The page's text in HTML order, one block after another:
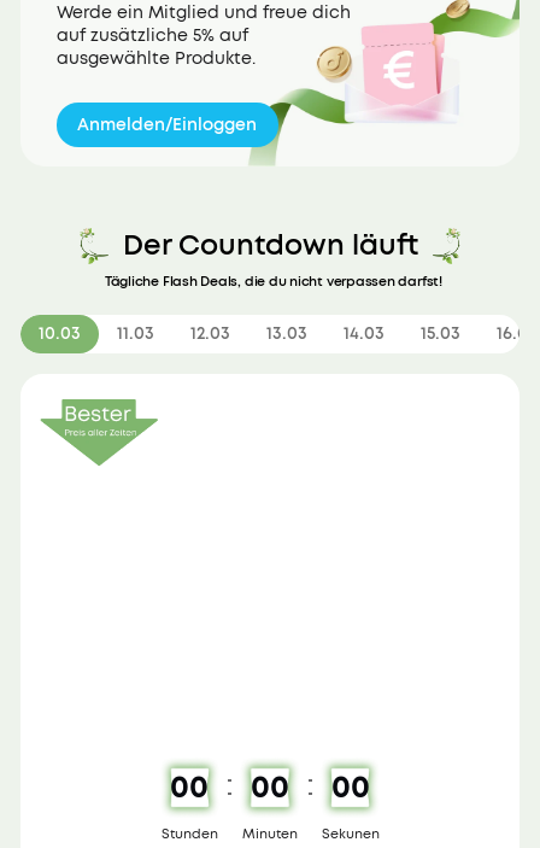
Werde ein Mitglied und freue dich
auf zusätzliche 5% auf
ausgewählte Produkte.
Anmelden/Einloggen
Der Countdown läuft
Tägliche Flash Deals, die du nicht verpassen darfst!
10.03 11.03 12.03 13.03 14.03 15.03 16.03
00
Stunden
00
Minuten
00
Sekunen